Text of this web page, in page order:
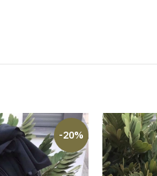
-20%